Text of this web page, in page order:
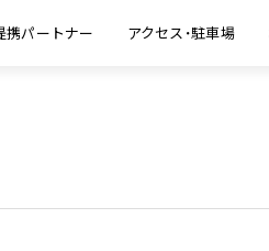
携パートナー アクセス・駐車場